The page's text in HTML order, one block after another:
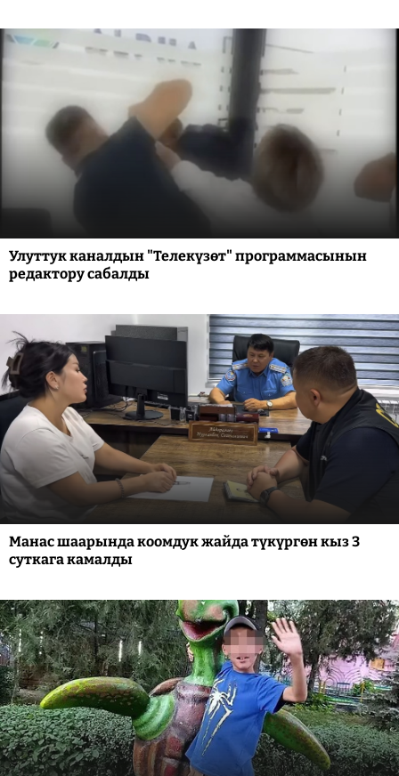
Улуттук каналдын "Телекүзөт" программасынын
редактору сабалды
Манас шаарында коомдук жайда түкүргөн кыз 3
суткага камалды